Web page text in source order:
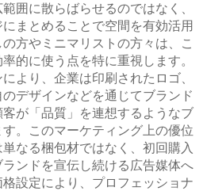
囲に散らばらせるのではなく、
まとめることで空間を有効活用
方やミニマリストの方々は、こ
的に使う点を特に重視します。
より、企業は印刷されたロゴ、
デザインなどを通じてブランド
が「品質」を連想するようなブ
。このマーケティング上の優位
なる梱包材ではなく、初回購入
ンドを宣伝し続ける広告媒体へ
設定により、プロフェッショナ